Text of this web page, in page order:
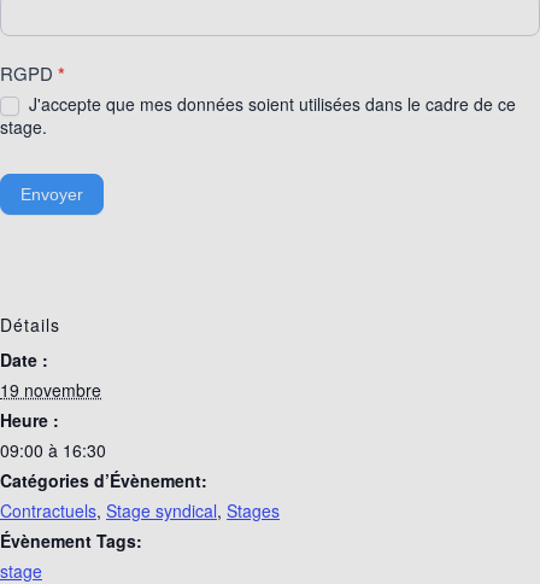
RGPD *
stage.
Envoyer
Détails
Date :
19 novembre
Heure :
09:00 à 16:30
Catégories d’Évènement:
Contractuels, Stage syndical, Stages
Évènement Tags:
stage